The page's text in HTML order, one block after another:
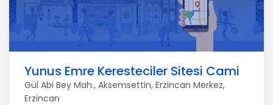
Yunus Emre Keresteciler Sitesi Cami
Gül Abi Bey Mah., Aksemsettin, Erzincan Merkez,
Erzincan